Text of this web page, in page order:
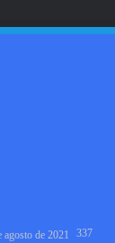
agosto de 2021 337